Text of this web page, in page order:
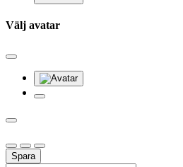
Välj avatar
Spara